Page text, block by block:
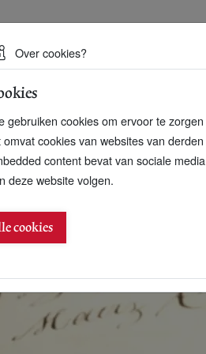
duurzame toekomst
komst
Over cookies?
gebruiken cookies om ervoor te
omvat cookies van websites van
content bevat van sociale
deze website volgen.
cookies